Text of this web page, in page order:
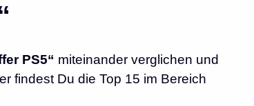
PS5“ miteinander verglichen und
findest Du die Top 15 im Bereich